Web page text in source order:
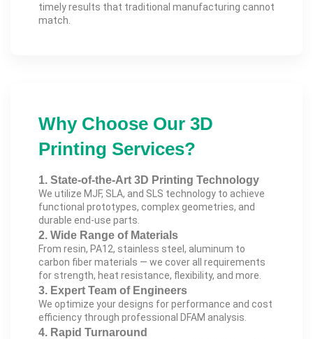
timely results that traditional manufacturing cannot
match.
Why Choose Our 3D
Printing Services?
1. State-of-the-Art 3D Printing Technology
We utilize MJF, SLA, and SLS technology to achieve
functional prototypes, complex geometries, and
durable end-use parts.
2. Wide Range of Materials
From resin, PA12, stainless steel, aluminum to
carbon fiber materials — we cover all requirements
for strength, heat resistance, flexibility, and more.
3. Expert Team of Engineers
We optimize your designs for performance and cost
efficiency through professional DFAM analysis.
4. Rapid Turnaround